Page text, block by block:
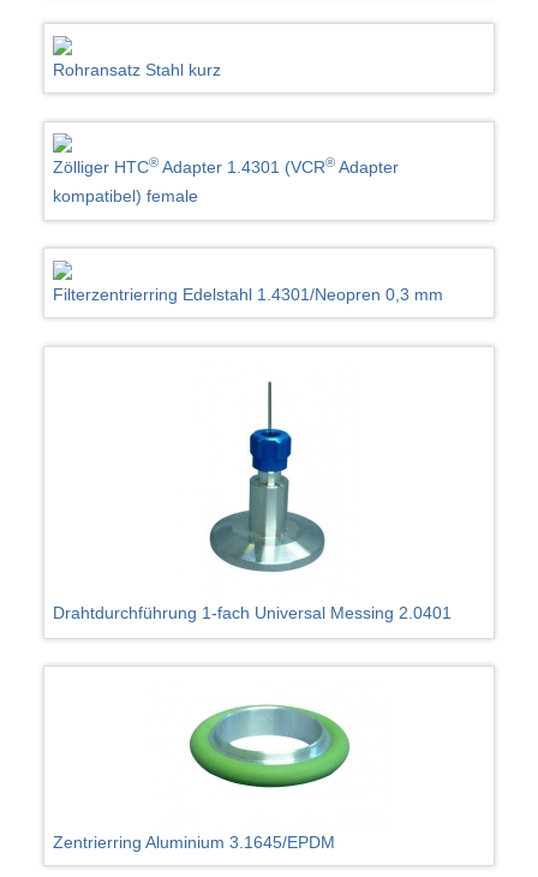
Rohransatz Stahl kurz
Zölliger HTC® Adapter 1.4301 (VCR® Adapter
kompatibel) female
Filterzentrierring Edelstahl 1.4301/Neopren 0,3 mm
Drahtdurchführung 1-fach Universal Messing 2.0401
Zentrierring Aluminium 3.1645/EPDM